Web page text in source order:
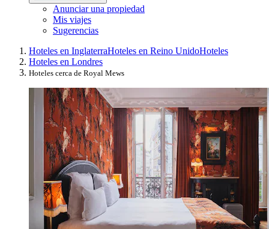
Anunciar una propiedad
Mis viajes
Sugerencias
Hoteles en InglaterraHoteles en Reino UnidoHoteles
Hoteles en Londres
Hoteles cerca de Royal Mews